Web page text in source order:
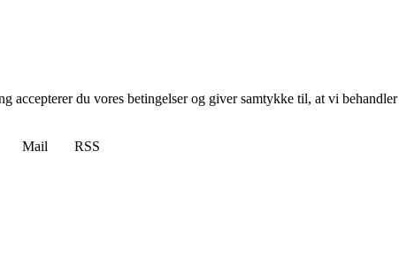
du vores betingelser og giver samtykke til, at vi
Mail
RSS